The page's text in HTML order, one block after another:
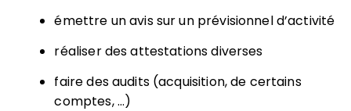
émettre un avis sur un prévisionnel d’activité
réaliser des attestations diverses
faire des audits (acquisition, de certains
comptes, …)